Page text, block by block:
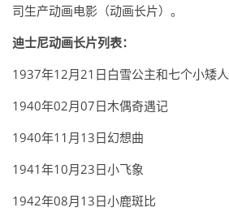
司生产动画电影（动画长片）。
迪士尼动画长片列表：
1937年12月21日白雪公主和七个小矮人
1940年02月07日木偶奇遇记
1940年11月13日幻想曲
1941年10月23日小飞象
1942年08月13日小鹿斑比